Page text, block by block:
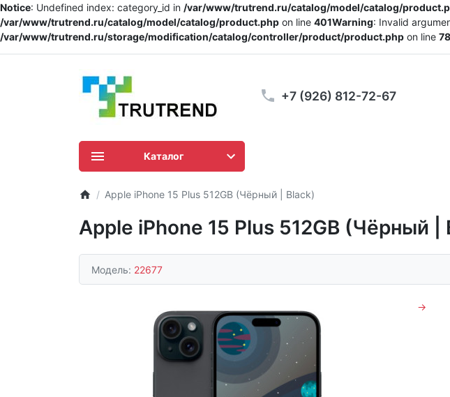
Notice: Undefined index: category_id in /var/www/trutrend.ru/catalog/model/catalog/
/var/www/trutrend.ru/catalog/model/catalog/product.php on line 401Warning: Invalid
/var/www/trutrend.ru/storage/modification/catalog/controller/product/product.php on line
+7 (926) 812-72-67
Каталог
Apple iPhone 15 Plus 512GB (Чёрный | Black)
Apple iPhone 15 Plus 512GB (Чёрный |
Модель: 22677
→